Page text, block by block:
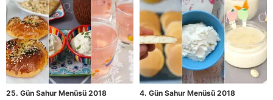
25. Gün Sahur Menüsü 2018 4. Gün Sahur Menüsü 2018